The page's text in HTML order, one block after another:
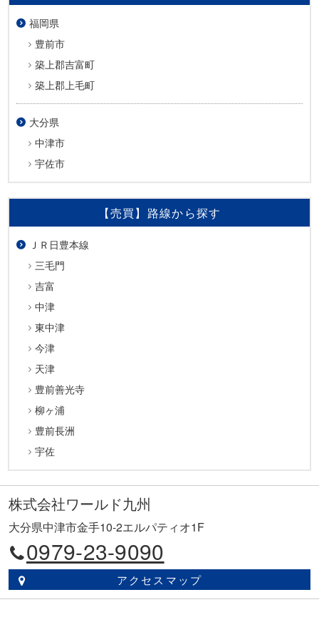
福岡県
豊前市
築上郡吉富町
築上郡上毛町
大分県
中津市
宇佐市
【売買】路線から探す
ＪＲ日豊本線
三毛門
吉富
中津
東中津
今津
天津
豊前善光寺
柳ヶ浦
豊前長洲
宇佐
株式会社ワールド九州
大分県中津市金手10-2エルパティオ1F
0979-23-9090
アクセスマップ